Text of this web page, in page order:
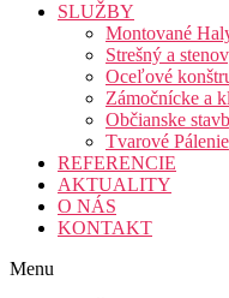
SLUŽBY
Montované
Strešný a
Oceľové
Zámočnícke a
Občianske
Tvarové Pálenie
REFERENCIE
AKTUALITY
O NÁS
KONTAKT
Menu